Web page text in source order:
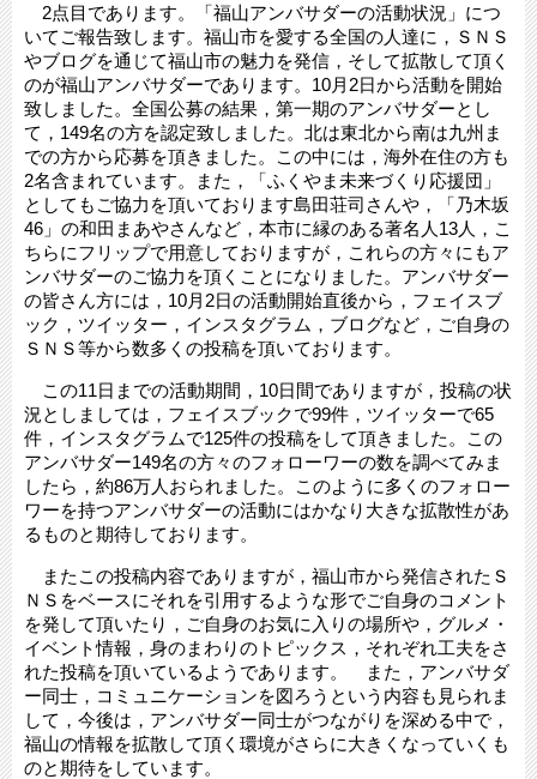
2点目であります。「福山アンバサダーの活動状況」につ
いてご報告致します。福山市を愛する全国の人達に，ＳＮＳ
やブログを通じて福山市の魅力を発信，そして拡散して頂く
のが福山アンバサダーであります。10月2日から活動を開始
致しました。全国公募の結果，第一期のアンバサダーとし
て，149名の方を認定致しました。北は東北から南は九州ま
での方から応募を頂きました。この中には，海外在住の方も
2名含まれています。また，「ふくやま未来づくり応援団」
としてもご協力を頂いております島田荘司さんや，「乃木坂
46」の和田まあやさんなど，本市に縁のある著名人13人，こ
ちらにフリップで用意しておりますが，これらの方々にもア
ンバサダーのご協力を頂くことになりました。アンバサダー
の皆さん方には，10月2日の活動開始直後から，フェイスブ
ック，ツイッター，インスタグラム，ブログなど，ご自身の
ＳＮＳ等から数多くの投稿を頂いております。
この11日までの活動期間，10日間でありますが，投稿の状
況としましては，フェイスブックで99件，ツイッターで65
件，インスタグラムで125件の投稿をして頂きました。この
アンバサダー149名の方々のフォローワーの数を調べてみま
したら，約86万人おられました。このように多くのフォロー
ワーを持つアンバサダーの活動にはかなり大きな拡散性があ
るものと期待しております。
またこの投稿内容でありますが，福山市から発信されたＳ
ＮＳをベースにそれを引用するような形でご自身のコメント
を発して頂いたり，ご自身のお気に入りの場所や，グルメ・
イベント情報，身のまわりのトピックス，それぞれ工夫をさ
れた投稿を頂いているようであります。 また，アンバサダ
ー同士，コミュニケーションを図ろうという内容も見られま
して，今後は，アンバサダー同士がつながりを深める中で，
福山の情報を拡散して頂く環境がさらに大きくなっていくも
のと期待をしています。